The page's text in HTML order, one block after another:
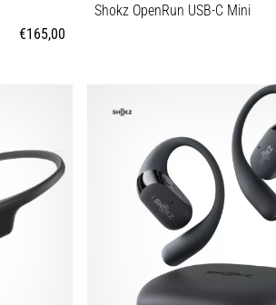
€165,00
Shokz OpenRun USB-C Mini
Tamanho universal